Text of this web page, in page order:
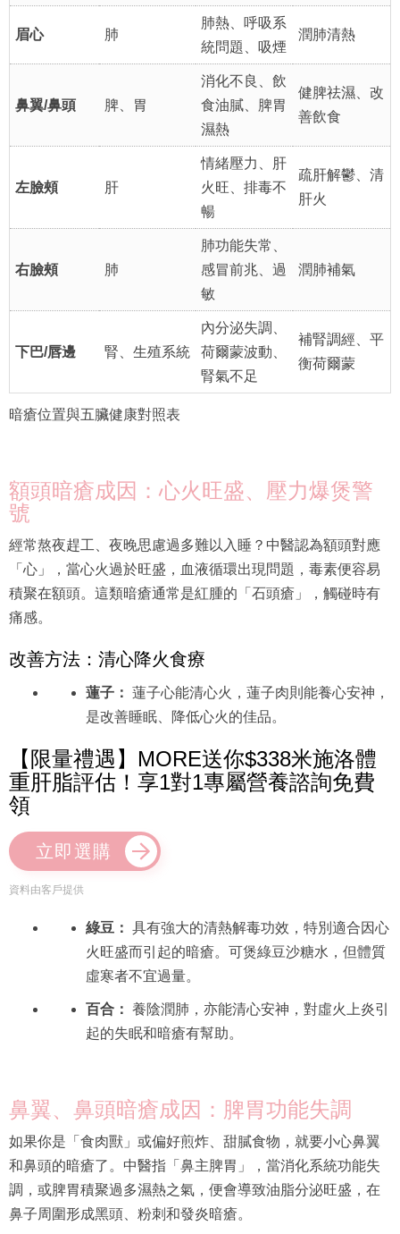
眉心 肺
肺熱、呼吸系
統問題、吸煙
潤肺清熱
鼻翼/鼻頭 脾、胃
消化不良、飲
食油膩、脾胃
濕熱
健脾祛濕、改
善飲食
左臉頰 肝
情緒壓力、肝
火旺、排毒不
暢
疏肝解鬱、清
肝火
右臉頰 肺
肺功能失常、
感冒前兆、過
敏
潤肺補氣
下巴/唇邊 腎、生殖系統
內分泌失調、
荷爾蒙波動、
腎氣不足
補腎調經、平
衡荷爾蒙
暗瘡位置與五臟健康對照表
額頭暗瘡成因：心火旺盛、壓力爆煲警
號
經常熬夜趕工、夜晚思慮過多難以入睡？中醫認為額頭對應
「心」，當心火過於旺盛，血液循環出現問題，毒素便容易
積聚在額頭。這類暗瘡通常是紅腫的「石頭瘡」，觸碰時有
痛感。
改善方法：清心降火食療
蓮子： 蓮子心能清心火，蓮子肉則能養心安神，
是改善睡眠、降低心火的佳品。
【限量禮遇】MORE送你$338米施洛體
重肝脂評估！享1對1專屬營養諮詢免費
領
立即選購
資料由客戶提供
綠豆： 具有強大的清熱解毒功效，特別適合因心
火旺盛而引起的暗瘡。可煲綠豆沙糖水，但體質
虛寒者不宜過量。
百合： 養陰潤肺，亦能清心安神，對虛火上炎引
起的失眠和暗瘡有幫助。
鼻翼、鼻頭暗瘡成因：脾胃功能失調
如果你是「食肉獸」或偏好煎炸、甜膩食物，就要小心鼻翼
和鼻頭的暗瘡了。中醫指「鼻主脾胃」，當消化系統功能失
調，或脾胃積聚過多濕熱之氣，便會導致油脂分泌旺盛，在
鼻子周圍形成黑頭、粉刺和發炎暗瘡。